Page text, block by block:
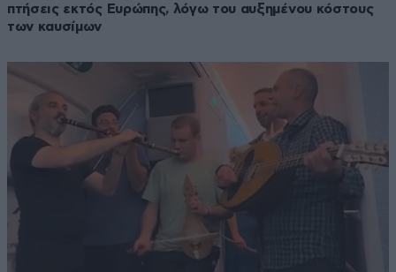
πτήσεις εκτός Ευρώπης, λόγω του αυξημένου κόστους
των καυσίμων